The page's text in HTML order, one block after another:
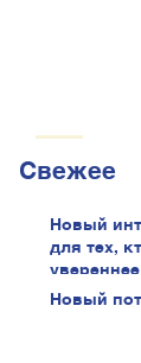
Свежее
Новый
для тех,
Новый